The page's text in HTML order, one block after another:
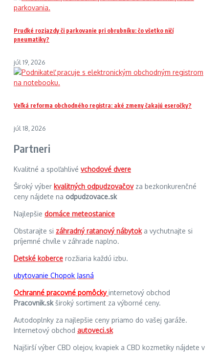
Prudké rozjazdy či parkovanie pri obrubníku: čo všetko ničí
pneumatiky?
júl 19, 2026
Veľká reforma obchodného registra: aké zmeny čakajú eseročky?
júl 18, 2026
Partneri
Kvalitné a spoľahlivé vchodové dvere
Široký výber kvalitných odpudzovačovza bezkonkurenčné
ceny nájdete na odpudzovace.sk
Najlepšie domáce meteostanice
Obstarajte si záhradný ratanový nábytoka vychutnajte si
príjemné chvíle v záhrade naplno.
Detské koberce rozžiaria každú izbu.
ubytovanie Chopok Jasná
Ochranné pracovné pomôckyinternetový obchod
Pracovnik.skširoký sortiment za výborné ceny.
Autodoplnky za najlepšie ceny priamo do vašej garáže.
Internetový obchod autoveci.sk
Najširší výber CBD olejov, kvapiek a CBD kozmetiky nájdete v